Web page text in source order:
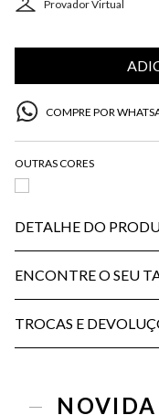
Provador Virtual
COMPRE POR
DETALHE DO
ENCONTRE O SEU
TROCAS E